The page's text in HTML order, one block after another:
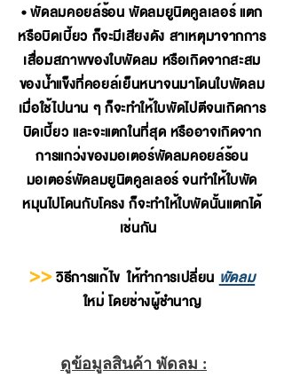
• พัดลมคอยล์ร้อน พัดลมยูนิตคูลเลอร์ แตก
หรือบิดเบี้ยว ก็จะมีเสียงดัง สาเหตุมาจากการ
เสื่อมสภาพของใบพัดลม หรือเกิดจากสะสม
ของน้ำแข็งที่คอยล์เย็นหนาจนมาโดนใบพัดลม
เมื่อใช้ไปนาน ๆ ก็จะทำให้ใบพัดไปตีจนเกิดการ
บิดเบี้ยว และจะแตกในที่สุด หรืออาจเกิดจาก
การแกว่งของมอเตอร์พัดลมคอยล์ร้อน
มอเตอร์พัดลมยูนิตคูลเลอร์ จนทำให้ใบพัด
หมุนไปโดนกับโครง ก็จะทำให้ใบพัดนั้นแตกได้
เช่นกัน
>>วิธีการแก้ไข ให้ทำการเปลี่ยน พัดลม
ใหม่ โดยช่างผู้ชำนาญ
ดูข้อมูลสินค้า พัดลม :